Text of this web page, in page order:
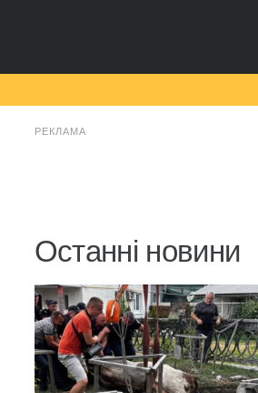
РЕКЛАМА
Останні новини